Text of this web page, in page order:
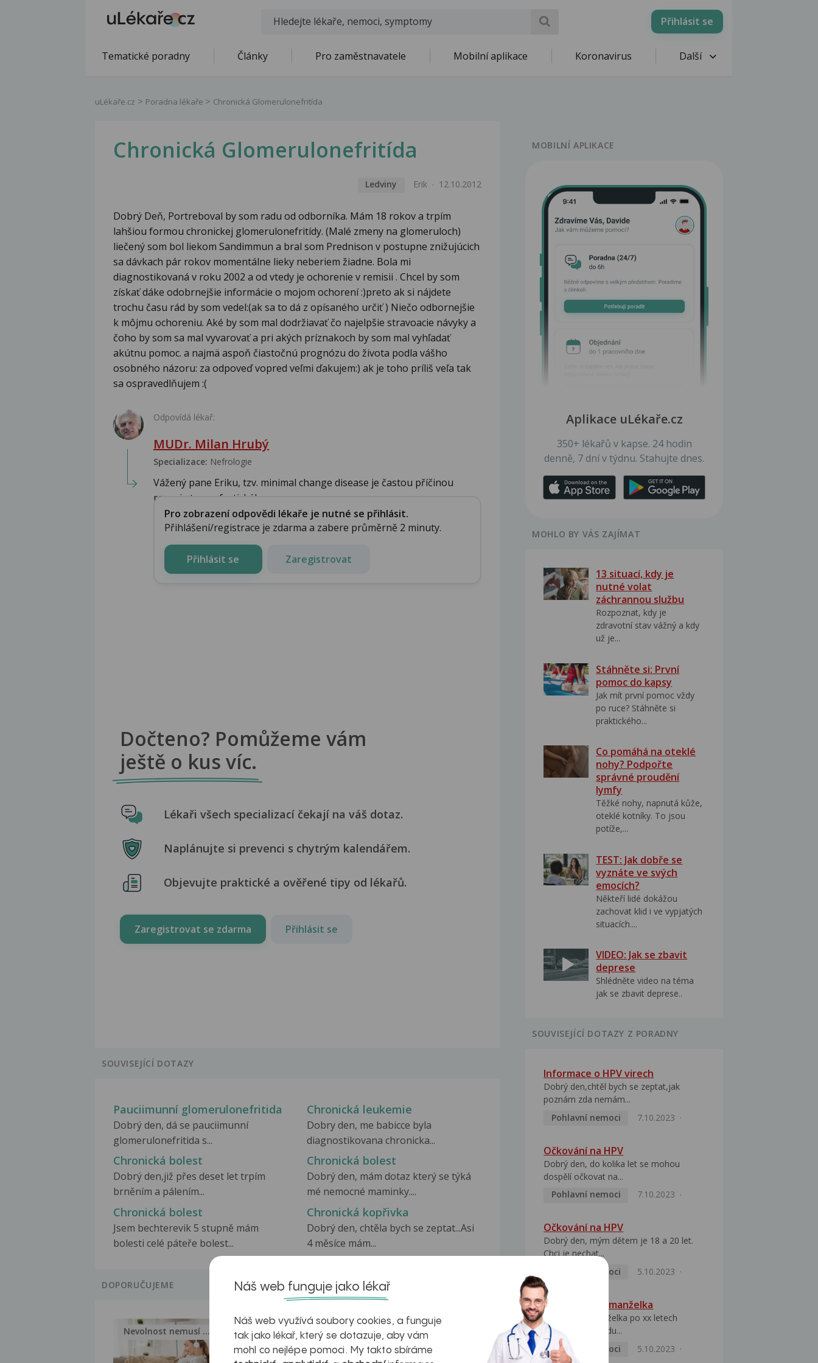
Přihlásit se
Tematické poradny Články Pro zaměstnavatele Mobilní aplikace Koronavirus Další
uLékaře.cz Poradna lékaře Chronická Glomerulonefritída
Chronická Glomerulonefritída
Ledviny Erik 12.10.2012
Dobrý Deň, Portreboval by som radu od odborníka. Mám 18 rokov a trpím
lahšiou formou chronickej glomerulonefritídy. (Malé zmeny na glomeruloch)
liečený som bol liekom Sandimmun a bral som Prednison v postupne znižujúcich
sa dávkach pár rokov momentálne lieky neberiem žiadne. Bola mi
diagnostikovaná v roku 2002 a od vtedy je ochorenie v remisii . Chcel by som
získať dáke odobrnejšie informácie o mojom ochorení :)preto ak si nájdete
trochu času rád by som vedel:(ak sa to dá z opísaného určiť ) Niečo odbornejšie
k môjmu ochoreniu. Aké by som mal dodržiavať čo najelpšie stravoacie návyky a
čoho by som sa mal vyvarovať a pri akých príznakoch by som mal vyhľadať
akútnu pomoc. a najmä aspoň čiastočnú prognózu do života podla vášho
osobného názoru: za odpoveď vopred veľmi ďakujem:) ak je toho príliš veľa tak
sa ospravedlňujem :(
Odpovídá lékař:
MUDr. Milan Hrubý
Specializace: Nefrologie
Vážený pane Eriku, tzv. minimal change disease je častou příčinou
rozvoje tzv. nefrotického ...
Pro zobrazení odpovědi lékaře je nutné se přihlásit.
Přihlášení/registrace je zdarma a zabere průměrně 2 minuty.
Přihlásit se Zaregistrovat
Dočteno? Pomůžeme vám
ještě o kus víc.
Lékaři všech specializací čekají na váš dotaz.
Naplánujte si prevenci s chytrým kalendářem.
Objevujte praktické a ověřené tipy od lékařů.
Zaregistrovat se zdarma Přihlásit se
SOUVISEJÍCÍ DOTAZY
Pauciimunní glomerulonefritida
Dobrý den, dá se pauciimunní
glomerulonefritida s...
Chronická leukemie
Dobry den, me babicce byla
diagnostikovana chronicka...
Chronická bolest
Dobrý den,již přes deset let trpím
brněním a pálením...
Chronická bolest
Dobrý den, mám dotaz který se týká
mé nemocné maminky....
Chronická bolest
Jsem bechterevik 5 stupně mám
bolesti celé páteře bolest...
Chronická kopřivka
Dobrý den, chtěla bych se zeptat...Asi
4 měsíce mám...
DOPORUČUJEME
Nevolnost nemusí být nutnou... Jak na zdravá játra?
MOBILNÍ APLIKACE
Aplikace uLékaře.cz
350+ lékařů v kapse. 24 hodin
denně, 7 dní v týdnu. Stahujte dnes.
MOHLO BY VÁS ZAJÍMAT
13 situací, kdy je
nutné volat
záchrannou službu
Rozpoznat, kdy je
zdravotní stav vážný a kdy
už je...
Stáhněte si: První
pomoc do kapsy
Jak mít první pomoc vždy
po ruce? Stáhněte si
praktického...
Co pomáhá na oteklé
nohy? Podpořte
správné proudění
lymfy
Těžké nohy, napnutá kůže,
oteklé kotníky. To jsou
potíže,...
TEST: Jak dobře se
vyznáte ve svých
emocích?
Někteří lidé dokážou
zachovat klid i ve vypjatých
situacích....
VIDEO: Jak se zbavit
deprese
Shlédněte video na téma
jak se zbavit deprese..
SOUVISEJÍCÍ DOTAZY Z PORADNY
Informace o HPV virech
Dobrý den,chtěl bych se zeptat,jak
poznám zda nemám...
Pohlavní nemoci
7.10.2023
Očkování na HPV
Dobrý den, do kolika let se mohou
dospělí očkovat na...
Pohlavní nemoci
7.10.2023
Očkování na HPV
Dobrý den, mým dětem je 18 a 20 let.
Chci je nechat...
Pohlavní nemoci
5.10.2023
HPV pozitivní manželka
Dobrý den, manželka po xx letech
přivezla z Východu...
Pohlavní nemoci
5.10.2023
Náš web funguje jako lékař
Náš web využívá soubory cookies, a funguje
tak jako lékař, který se dotazuje, aby vám
mohl co nejlépe pomoci. My takto sbíráme